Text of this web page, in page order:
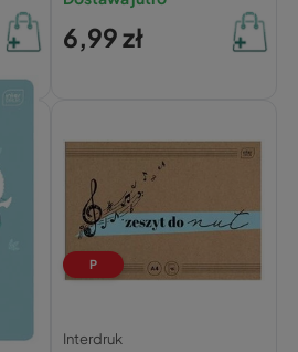
6,99 zł
P
Interdruk